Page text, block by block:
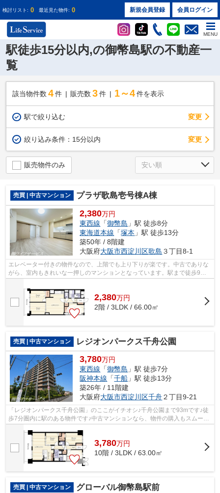
検討リスト: 0 最近見た物件: 0 新規会員登録 会員ログイン
MENU
駅徒歩15分以内,の御幣島駅の不動産一
覧
該当物件数 4件 販売数 3 件 1～4 件を表示
駅で絞り込む 変更
絞り込み条件： 15分以内 変更
販売物件のみ
売買 | 中古マンション プラザ歌島壱号棟A棟
2,380万円
東西線 「御幣島 」駅 徒歩8分
東海道本線 「塚本 」駅 徒歩13分
築50年 / 8階建
大阪府大阪市西淀川区歌島 ３丁目8-1
エレベーター付きの物件なので、上階でも上り下りが楽です。中古でありな
がら、室内もきれいな一押しのマンションとなっています。駅まで徒歩9分
の場所にある物件です。不動産のことで...
2,380万円
2階 / 3LDK / 66.00㎡
売買 | 中古マンション レジオンパークス千舟公園
3,780万円
東西線 「御幣島 」駅 徒歩7分
阪神本線 「千船 」駅 徒歩13分
築26年 / 11階建
大阪府大阪市西淀川区千舟２丁目9-21
「レジオンパークス千舟公園」のここがイチオシ♪千舟公園まで93mです♪徒
歩7分圏内に駅のある物件です♪中古マンションなら、物件の購入もスムーズ
3,780万円
10階 / 3LDK / 63.00㎡
売買 | 中古マンション グローバル御幣島駅前